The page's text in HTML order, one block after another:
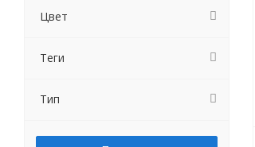
Цвет
Теги
Тип